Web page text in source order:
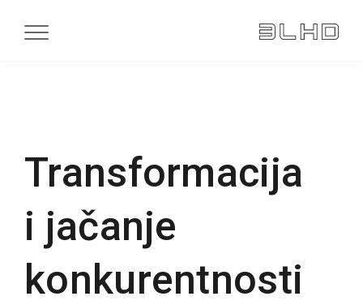
Transformacija
i jačanje
konkurentnosti